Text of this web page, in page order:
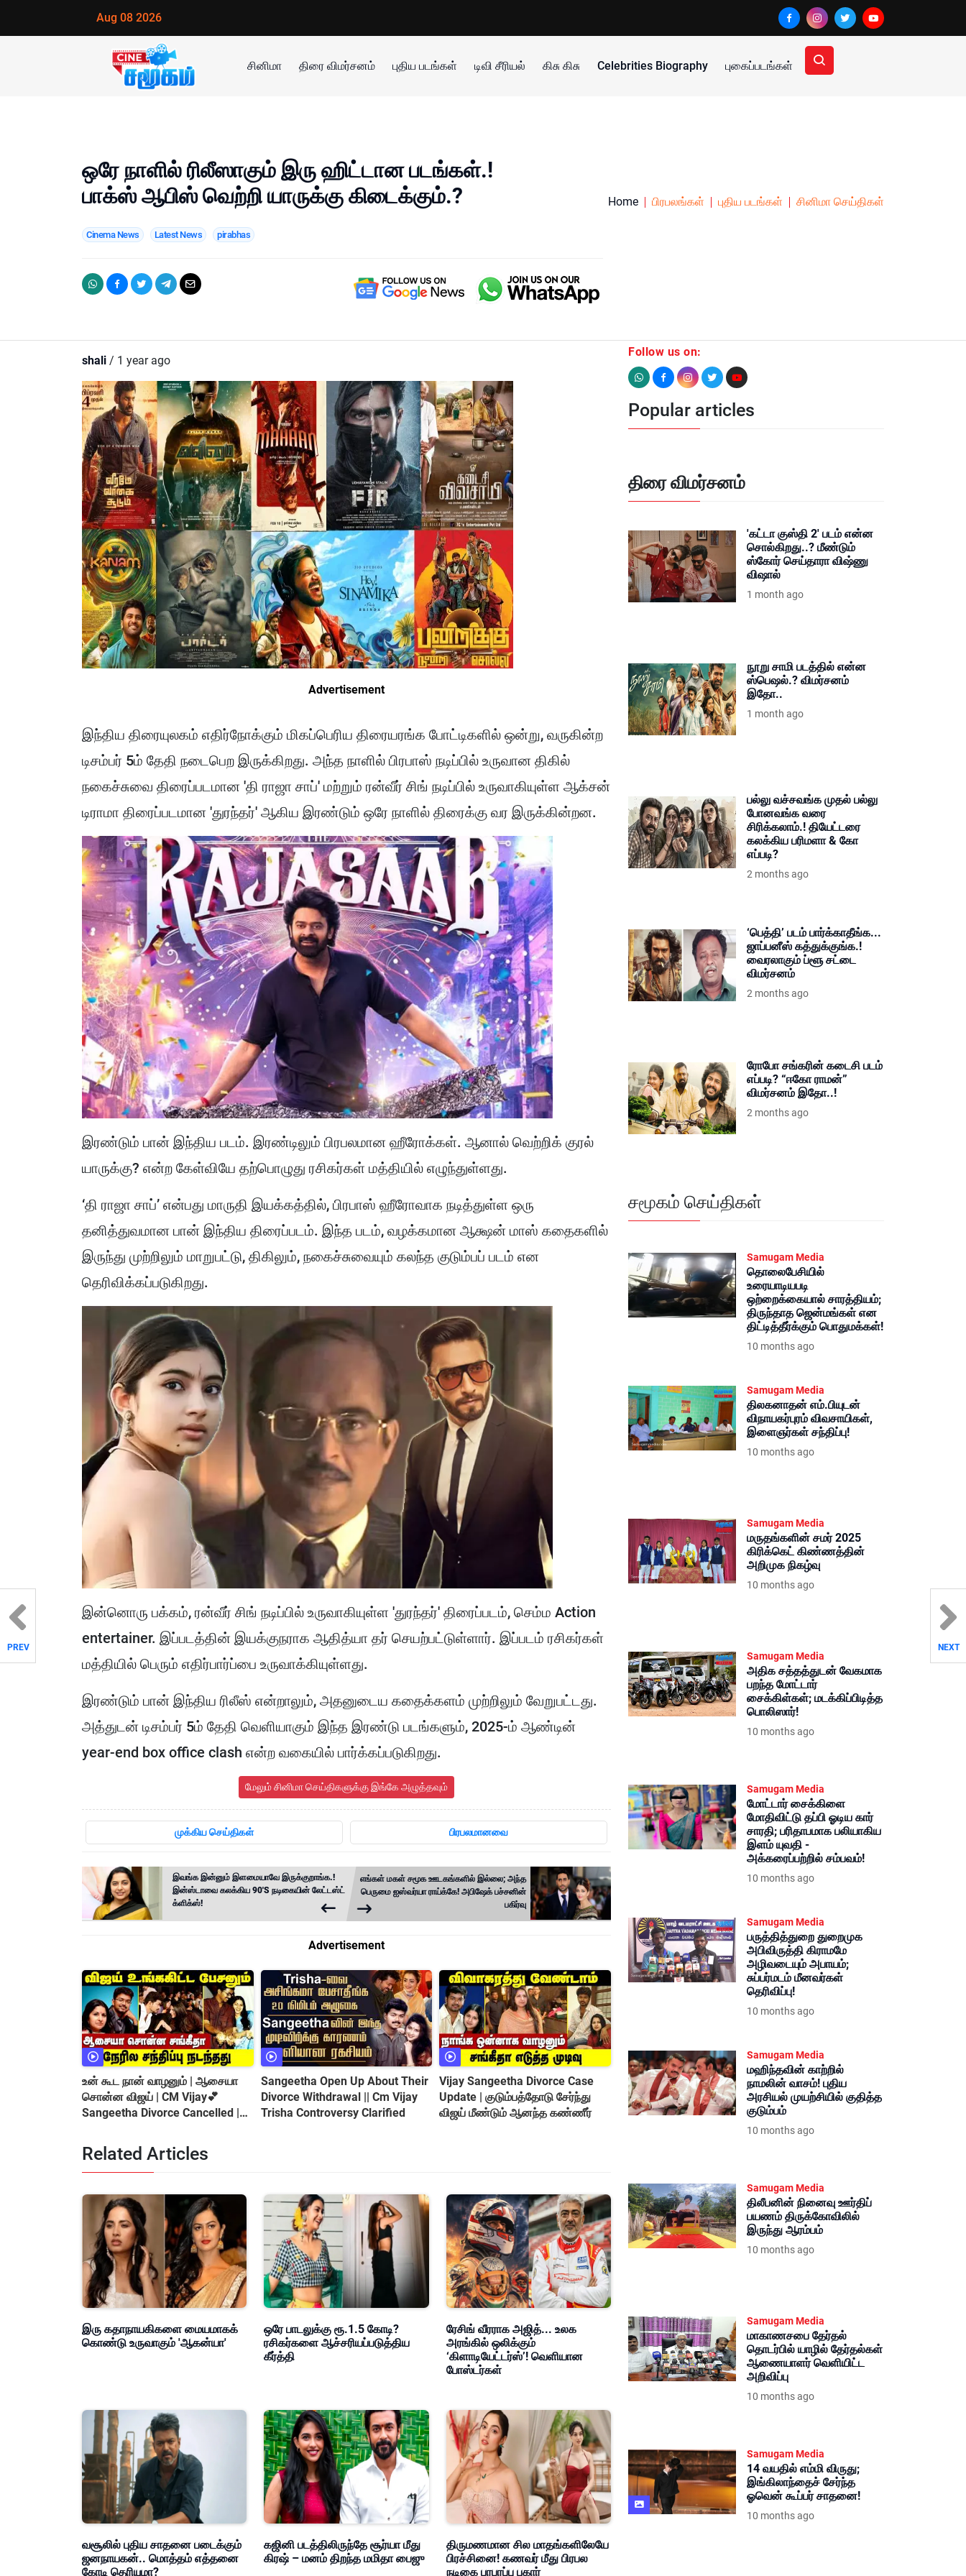
Aug 08 2026
சினிமா திரை விமர்சனம் புதிய படங்கள் டிவி சீரியல் கிசு கிசு Celebrities Biography புகைப்படங்கள்
ஒரே நாளில் ரிலீஸாகும் இரு ஹிட்டான படங்கள்.!
பாக்ஸ் ஆபிஸ் வெற்றி யாருக்கு கிடைக்கும்.?
Cinema News Latest News pirabhas
Home பிரபலங்கள் புதிய படங்கள் சினிமா செய்திகள்
shali / 1 year ago
Advertisement
இந்திய திரையுலகம் எதிர்நோக்கும் மிகப்பெரிய திரையரங்க போட்டிகளில் ஒன்று, வருகின்ற
டிசம்பர் 5ம் தேதி நடைபெற இருக்கிறது. அந்த நாளில் பிரபாஸ் நடிப்பில் உருவான திகில்
நகைச்சுவை திரைப்படமான 'தி ராஜா சாப்' மற்றும் ரன்வீர் சிங் நடிப்பில் உருவாகியுள்ள ஆக்சன்
டிராமா திரைப்படமான 'துரந்தர்' ஆகிய இரண்டும் ஒரே நாளில் திரைக்கு வர இருக்கின்றன.
இரண்டும் பான் இந்திய படம். இரண்டிலும் பிரபலமான ஹீரோக்கள். ஆனால் வெற்றிக் குரல்
யாருக்கு? என்ற கேள்வியே தற்பொழுது ரசிகர்கள் மத்தியில் எழுந்துள்ளது.
‘தி ராஜா சாப்’ என்பது மாருதி இயக்கத்தில், பிரபாஸ் ஹீரோவாக நடித்துள்ள ஒரு
தனித்துவமான பான் இந்திய திரைப்படம். இந்த படம், வழக்கமான ஆக்ஷன் மாஸ் கதைகளில்
இருந்து முற்றிலும் மாறுபட்டு, திகிலும், நகைச்சுவையும் கலந்த குடும்பப் படம் என
தெரிவிக்கப்படுகிறது.
இன்னொரு பக்கம், ரன்வீர் சிங் நடிப்பில் உருவாகியுள்ள 'துரந்தர்' திரைப்படம், செம்ம Action
entertainer. இப்படத்தின் இயக்குநராக ஆதித்யா தர் செயற்பட்டுள்ளார். இப்படம் ரசிகர்கள்
மத்தியில் பெரும் எதிர்பார்ப்பை உருவாக்கியுள்ளது.
இரண்டும் பான் இந்திய ரிலீஸ் என்றாலும், அதனுடைய கதைக்களம் முற்றிலும் வேறுபட்டது.
அத்துடன் டிசம்பர் 5ம் தேதி வெளியாகும் இந்த இரண்டு படங்களும், 2025-ம் ஆண்டின்
year-end box office clash என்ற வகையில் பார்க்கப்படுகிறது.
மேலும் சினிமா செய்திகளுக்கு இங்கே அழுத்தவும்
முக்கிய செய்திகள் பிரபலமானவை
இவங்க இன்னும் இளமையாவே இருக்குறாங்க.!
இன்ஸ்டாவை கலக்கிய 90'S நடிகையின் லேட்டஸ்ட்
க்ளிக்ஸ்!
எங்கள் மகள் சமூக ஊடகங்களில் இல்லை; அந்த
பெருமை ஐஸ்வர்யா ராய்க்கே! அபிஷேக் பச்சனின்
பகிர்வு
PREV NEXT
Advertisement
உன் கூட நான் வாழனும் | ஆசையா
சொன்ன விஜய் | CM Vijay💕
Sangeetha Divorce Cancelled |😍
Sangeetha Open Up About Their
Divorce Withdrawal || Cm Vijay
Trisha Controversy Clarified
Vijay Sangeetha Divorce Case
Update | குடும்பத்தோடு சேர்ந்து
விஜய் மீண்டும் ஆனந்த கண்ணீர்
Related Articles
இரு கதாநாயகிகளை மையமாகக்
கொண்டு உருவாகும் 'ஆகன்யா'
ஒரே பாடலுக்கு ரூ.1.5 கோடி?
ரசிகர்களை ஆச்சரியப்படுத்திய
கீர்த்தி
ரேசிங் வீரராக அஜித்... உலக
அரங்கில் ஒலிக்கும்
‘கிளாடியேட்டர்ஸ்’! வெளியான
போஸ்டர்கள்
வசூலில் புதிய சாதனை படைக்கும்
ஜனநாயகன்.. மொத்தம் எத்தனை
கோடி தெரியுமா?
கஜினி படத்திலிருந்தே சூர்யா மீது
கிரஷ் – மனம் திறந்த மமிதா பைஜு
திருமணமான சில மாதங்களிலேயே
பிரச்சினை! கணவர் மீது பிரபல
நடிகை பரபரப்பு புகார்
Follow us on:
Popular articles
திரை விமர்சனம்
'கட்டா குஸ்தி 2' படம் என்ன
சொல்கிறது..? மீண்டும்
ஸ்கோர் செய்தாரா விஷ்ணு
விஷால்
1 month ago
நூறு சாமி படத்தில் என்ன
ஸ்பெஷல்.? விமர்சனம்
இதோ..
1 month ago
பல்லு வச்சவங்க முதல் பல்லு
போனவங்க வரை
சிரிக்கலாம்.! தியேட்டரை
கலக்கிய பரிமளா & கோ
எப்படி?
2 months ago
‘பெத்தி’ படம் பார்க்காதீங்க...
ஜாப்பனீஸ் கத்துக்குங்க.!
வைரலாகும் ப்ளூ சட்டை
விமர்சனம்
2 months ago
ரோபோ சங்கரின் கடைசி படம்
எப்படி? “ஈகோ ராமன்”
விமர்சனம் இதோ..!
2 months ago
சமூகம் செய்திகள்
Samugam Media
தொலைபேசியில்
உரையாடியபடி
ஒற்றைக்கையால் சாரத்தியம்;
திருந்தாத ஜென்மங்கள் என
திட்டித்தீர்க்கும் பொதுமக்கள்!
10 months ago
Samugam Media
திலகனாதன் எம்.பியுடன்
விநாயகர்புரம் விவசாயிகள்,
இளைஞர்கள் சந்திப்பு!
10 months ago
Samugam Media
மருதங்களின் சமர் 2025
கிரிக்கெட் கிண்ணத்தின்
அறிமுக நிகழ்வு
10 months ago
Samugam Media
அதிக சத்தத்துடன் வேகமாக
பறந்த மோட்டார்
சைக்கிள்கள்; மடக்கிப்பிடித்த
பொலிஸார்!
10 months ago
Samugam Media
மோட்டார் சைக்கிளை
மோதிவிட்டு தப்பி ஓடிய கார்
சாரதி; பரிதாபமாக பலியாகிய
இளம் யுவதி -
அக்கரைப்பற்றில் சம்பவம்!
10 months ago
Samugam Media
பருத்தித்துறை துறைமுக
அபிவிருத்தி கிராமமே
அழிவடையும் அபாயம்;
சுப்பர்மடம் மீனவர்கள்
தெரிவிப்பு!
10 months ago
Samugam Media
மஹிந்தவின் காற்றில்
நாமலின் வாசம்! புதிய
அரசியல் முயற்சியில் குதித்த
குடும்பம்
10 months ago
Samugam Media
திலீபனின் நினைவு ஊர்திப்
பயணம் திருக்கோவிலில்
இருந்து ஆரம்பம்
10 months ago
Samugam Media
மாகாணசபை தேர்தல்
தொடர்பில் யாழில் தேர்தல்கள்
ஆணையாளர் வெளியிட்ட
அறிவிப்பு
10 months ago
Samugam Media
14 வயதில் எம்மி விருது;
இங்கிலாந்தைச் சேர்ந்த
ஓவென் கூப்பர் சாதனை!
10 months ago